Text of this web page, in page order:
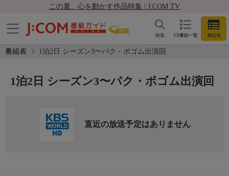
この夏、心を動かす作品特集 | J:COM TV
CS番組一覧 番組表
検索
番組表 1泊2日 シーズン3〜パク・ボゴム出演回
1泊2日 シーズン3〜パク・ボゴム出演回
直近の放送予定はありません